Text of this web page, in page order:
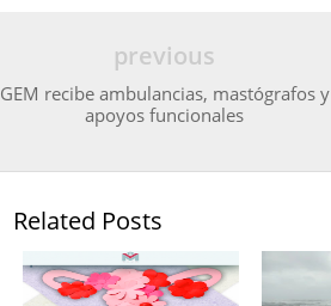
previous
GEM recibe ambulancias, mastógrafos y
apoyos funcionales
Related Posts